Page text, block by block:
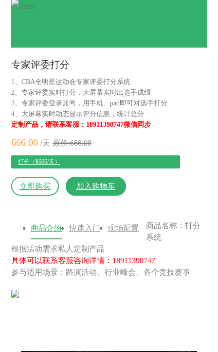
专家评委打分
1、CBA全明星运动会专家评委打分系统
2、专家评委实时打分，大屏幕实时出选手成绩
3、专家评委登录账号，用手机、pad即可对选手打分
4、大屏幕实时动态显示评分信息，统计总分
定制产品，请联系客服：18911390747微信同步
666.00 /天 原价:666.00
打分（¥666/天）
立即购买 加入购物车
商品介绍 快速入门 现场配置
商品名称：打分
系统
根据活动需求私人定制产品
具体可以联系客服咨询详情：18911390747
参与适用场景：路演活动、行业峰会、各个竞技赛事